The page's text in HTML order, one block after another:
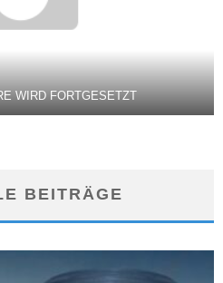
WIRD FORTGESETZT
BEITRÄGE